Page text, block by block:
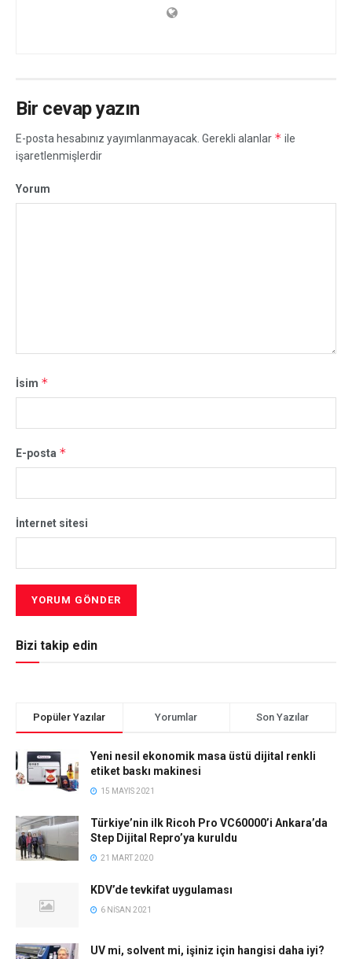
Bir cevap yazın
E-posta hesabınız yayımlanmayacak. Gerekli alanlar * ile
işaretlenmişlerdir
Yorum
İsim *
E-posta *
İnternet sitesi
Bizi takip edin
Popüler Yazılar Yorumlar Son Yazılar
Yeni nesil ekonomik masa üstü dijital renkli
etiket baskı makinesi
15 MAYIS 2021
Türkiye’nin ilk Ricoh Pro VC60000’i Ankara’da
Step Dijital Repro’ya kuruldu
21 MART 2020
KDV’de tevkifat uygulaması
6 NISAN 2021
UV mi, solvent mi, işiniz için hangisi daha iyi?